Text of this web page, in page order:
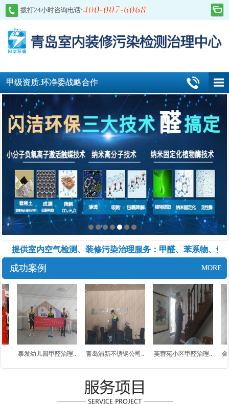
拨打24小时咨询电话:400-007-6068
甲级资质.环净委战略合作
提供室内空气检测、装修污染治理服务：甲醛、苯系物、氨
成功案例 MORE
泰发幼儿园甲醛治理.. 青岛浦新不锈钢公司.. 芙蓉苑小区甲醛治理.. 金